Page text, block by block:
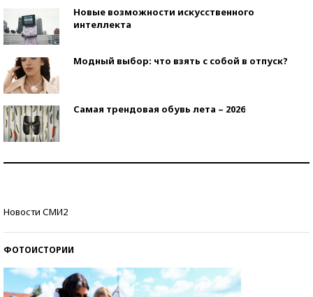
Новые возможности искусственного
интеллекта
Модный выбор: что взять с собой в отпуск?
Самая трендовая обувь лета – 2026
Новости СМИ2
ФОТОИСТОРИИ